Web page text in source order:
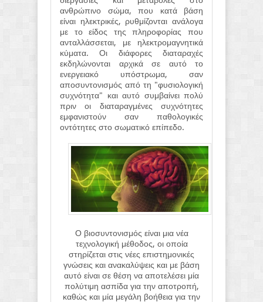
ανθρώπινο σώμα, που κατά βάση
είναι ηλεκτρικές, ρυθμίζονται ανάλογα
με το είδος της πληροφορίας που
ανταλλάσσεται, με ηλεκτρομαγνητικά
κύματα. Οι διάφορες διαταραχές
εκδηλώνονται αρχικά σε αυτό το
ενεργειακό υπόστρωμα, σαν
αποσυντονισμός από τη "φυσιολογική
συχνότητα" και αυτό συμβαίνει πολύ
πριν οι διαταραγμένες συχνότητες
εμφανιστούν σαν παθολογικές
οντότητες στο σωματικό επίπεδο.
Ο βιοσυντονισμός είναι μια νέα
τεχνολογική μέθοδος, οι οποία
στηρίζεται στις νέες επιστημονικές
γνώσεις και ανακαλύψεις και με βάση
αυτό είναι σε θέση να αποτελέσει μία
πολύτιμη ασπίδα για την αποτροπή,
καθώς και μία μεγάλη βοήθεια για την